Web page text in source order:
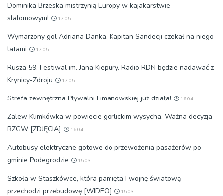
Dominika Brzeska mistrzynią Europy w kajakarstwie
slalomowym!
17:05
Wymarzony gol Adriana Danka. Kapitan Sandecji czekał na niego
latami
17:05
Rusza 59. Festiwal im. Jana Kiepury. Radio RDN będzie nadawać z
Krynicy-Zdroju
17:05
Strefa zewnętrzna Pływalni Limanowskiej już działa! 16:04
Zalew Klimkówka w powiecie gorlickim wysycha. Ważna decyzja
RZGW [ZDJĘCIA]
16:04
Autobusy elektryczne gotowe do przewożenia pasażerów po
gminie Podegrodzie
15:03
Szkoła w Staszkówce, która pamięta I wojnę światową
przechodzi przebudowę [WIDEO]
15:03